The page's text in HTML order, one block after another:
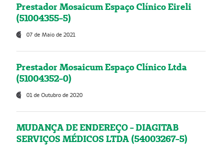
Prestador Mosaicum Espaço Clínico Eireli
(51004355-5)
07 de Maio de 2021
Prestador Mosaicum Espaço Clínico Ltda
(51004352-0)
01 de Outubro de 2020
MUDANÇA DE ENDEREÇO - DIAGITAB
SERVIÇOS MÉDICOS LTDA (54003267-5)